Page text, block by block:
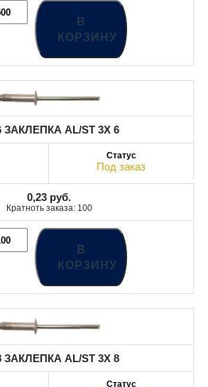
В
КОРЗИНУ
ЗАКЛЕПКА AL/ST 3X 6
Под заказ
0,23 руб.
Кратноть заказа: 100
В
КОРЗИНУ
ЗАКЛЕПКА AL/ST 3X 8